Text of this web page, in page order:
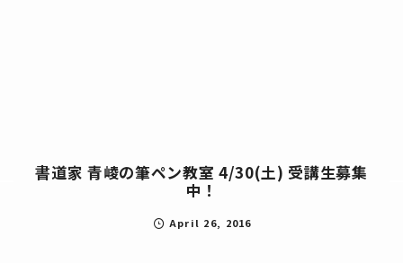
書道家 青崚の筆ペン教室 4/30(土) 受講生募集
中！
April 26, 2016